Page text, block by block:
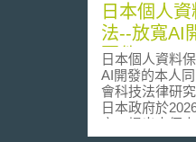
日本個人
法--放寬AI
要件
日本個人資料
AI開發的本人同意要件
會科技法律研究所 2026年06
日本政府於
定，提出由個